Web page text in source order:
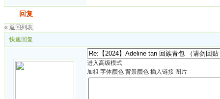
回复
« 返回列表
快速回复
进入高级模式
加粗 字体颜色 背景颜色 插入链接 图片